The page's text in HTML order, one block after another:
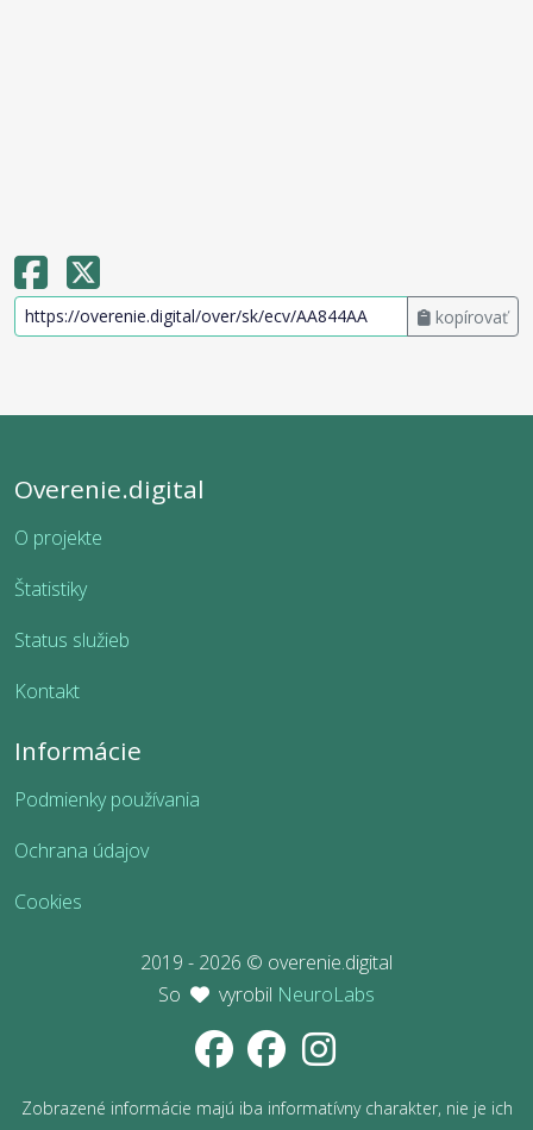
kopírovať
Overenie.digital
O projekte
Štatistiky
Status služieb
Kontakt
Informácie
Podmienky používania
Ochrana údajov
Cookies
2019 - 2026 © overenie.digital
So
vyrobil NeuroLabs
Zobrazené informácie majú iba informatívny charakter, nie je ich